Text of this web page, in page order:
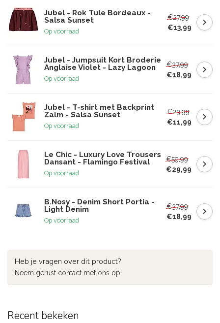
Jubel - Rok Tule Bordeaux -
Salsa Sunset
Op voorraad
€27,99
€13,99
Jubel - Jumpsuit Kort Broderie
Anglaise Violet - Lazy Lagoon
Op voorraad
€37,99
€18,99
Jubel - T-shirt met Backprint
Zalm - Salsa Sunset
Op voorraad
€23,99
€11,99
Le Chic - Luxury Love Trousers
Dansant - Flamingo Festival
Op voorraad
€59,99
€29,99
B.Nosy - Denim Short Portia -
Light Denim
Op voorraad
€37,99
€18,99
Heb je vragen over dit product?
Neem gerust contact met ons op!
Recent bekeken